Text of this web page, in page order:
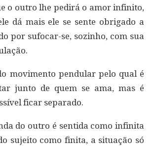
o outro lhe pedirá o amor infinito,
dá mais ele se sente obrigado a
por sufocar-se, sozinho, com sua
movimento pendular pelo qual é
junto de quem se ama, mas é
ficar separado.
do outro é sentida como infinita
sujeito como finita, a situação só